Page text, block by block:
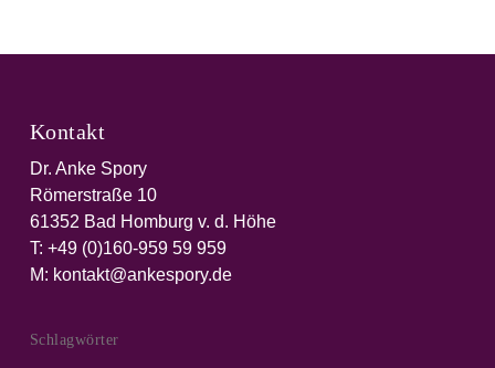
Kontakt
Dr. Anke Spory
Römerstraße 10
61352 Bad Homburg v. d. Höhe
T: +49 (0)160-959 59 959‬
M: kontakt@ankespory.de
Schlagwörter